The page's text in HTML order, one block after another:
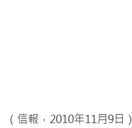
（信報，2010年11月9日）